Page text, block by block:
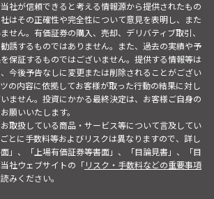
社が信頼できると考える情報源から提供されたもの
はその正確性や完全性について意見を表明し、また
せん。有価証券の購入、売却、デリバティブ取引、
誘するものではありません。また、過去の実績や予
保証するものではございません。提供する情報等は
今後予告なしに変更または削除されることがござい
の内容に依拠してお客様が取った行動の結果に対し
ません。投資にかかる最終決定は、お客様ご自身の
願いいたします。
取扱している商品・サービス等について言及してい
とに手数料等およびリスクは異なりますので、詳し
」、「上場有価証券等書面」、「目論見書」、「目
社ウェブサイトの「リスク・手数料などの重要事項
みください。